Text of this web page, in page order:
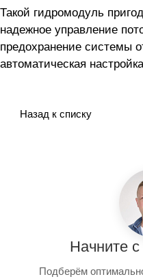
Такой гидромодуль
надежное управление
предохранение системы
автоматическая
Назад к списку
Начните с
Подберём